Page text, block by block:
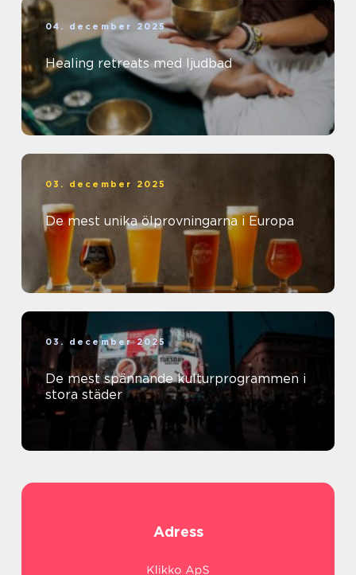
04. december 2025
Healing retreats med ljudbad
03. december 2025
De mest unika ölprovningarna i Europa
03. december 2025
De mest spännande kulturprogrammen i
stora städer
Adress